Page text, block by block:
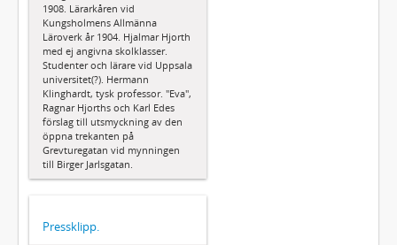
1908. Lärarkåren vid
Kungsholmens Allmänna
Läroverk år 1904. Hjalmar Hjorth
med ej angivna skolklasser.
Studenter och lärare vid Uppsala
universitet(?). Hermann
Klinghardt, tysk professor. "Eva",
Ragnar Hjorths och Karl Edes
förslag till utsmyckning av den
öppna trekanten på
Grevturegatan vid mynningen
till Birger Jarlsgatan.
Pressklipp.